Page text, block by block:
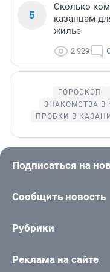
5
Сколько
казанцам
жилье
2 929
ГОРОСКОП
ЗНАКОМСТВА В
ПРОБКИ В
Подписаться на
Сообщить новость
Рубрики
Реклама на сайте